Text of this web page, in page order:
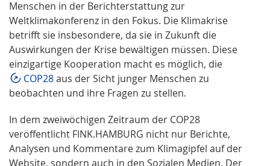
Menschen in der Berichterstattung zur
Weltklimakonferenz in den Fokus. Die Klimakrise
betrifft sie insbesondere, da sie in Zukunft die
Auswirkungen der Krise bewältigen müssen. Diese
einzigartige Kooperation macht es möglich, die
COP28aus der Sicht junger Menschen zu
beobachten und ihre Fragen zu stellen.
In dem zweiwöchigen Zeitraum der COP28
veröffentlicht FINK.HAMBURG nicht nur Berichte,
Analysen und Kommentare zum Klimagipfel auf der
Website, sondern auch in den Sozialen Medien. Der